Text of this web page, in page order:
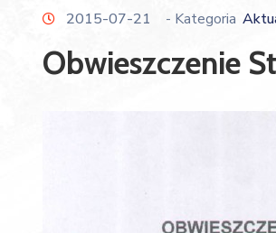
2015-07-21 - Kategoria
Obwieszczenie